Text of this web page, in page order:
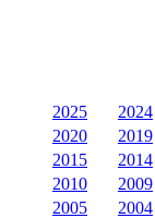
2025
2024
2020
2019
2015
2014
2010
2009
2005
2004